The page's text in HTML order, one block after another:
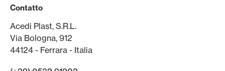
Contatto
Acedi Plast, S.R.L.
Via Bologna, 912
44124 - Ferrara - Italia